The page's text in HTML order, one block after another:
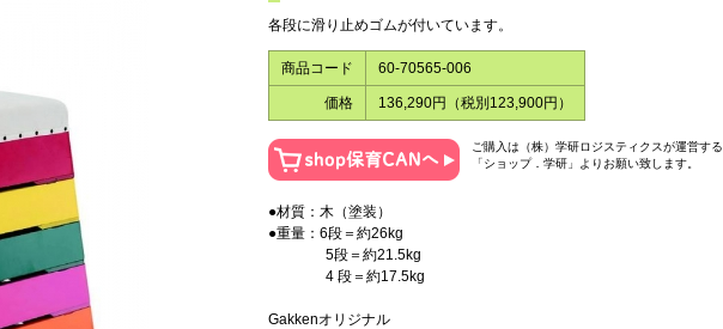
各段に滑り止めゴムが付いています。
商品コード 60-70565-006
価格 136,290円（税別123,900円）
ご購入は（株）学研ロジスティクスが運営する
「ショップ．学研」よりお願い致します。
●材質：木（塗装）
●重量：6段＝約26kg
5段＝約21.5kg
4 段＝約17.5kg
Gakkenオリジナル